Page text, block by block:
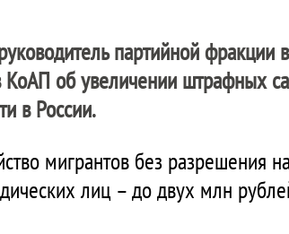
партийной фракции в
КоАП об увеличении штрафных
в России.
мигрантов без разрешения на
лиц – до двух млн